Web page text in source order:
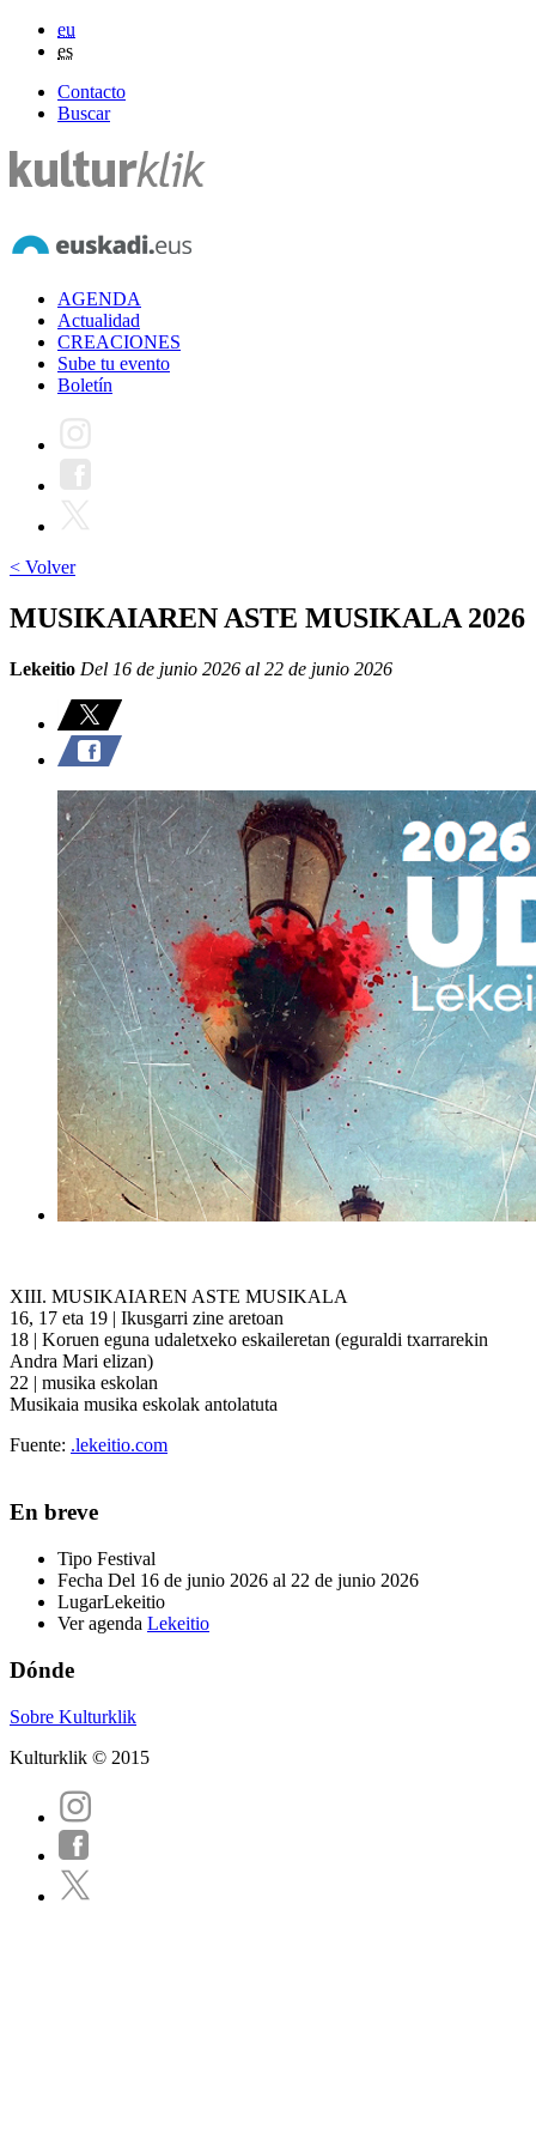
eu
es
Contacto
Buscar
AGENDA
Actualidad
CREACIONES
Sube tu evento
Boletín
< Volver
MUSIKAIAREN ASTE MUSIKALA 2026
Lekeitio Del 16 de junio 2026 al 22 de junio 2026
XIII. MUSIKAIAREN ASTE MUSIKALA
16, 17 eta 19 | Ikusgarri zine aretoan
18 | Koruen eguna udaletxeko eskaileretan (eguraldi txarrarekin
Andra Mari elizan)
22 | musika eskolan
Musikaia musika eskolak antolatuta
Fuente: .lekeitio.com
En breve
Tipo Festival
Fecha Del 16 de junio 2026 al 22 de junio 2026
LugarLekeitio
Ver agenda Lekeitio
Dónde
Sobre Kulturklik
Kulturklik © 2015